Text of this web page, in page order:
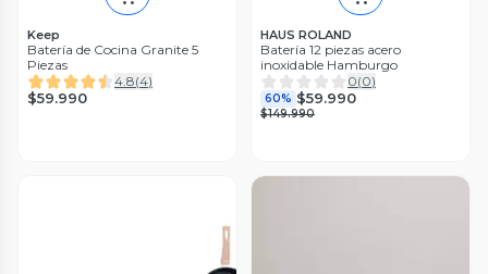
Keep
Batería de Cocina Granite 5
Piezas
4.8(4)
$59.990
HAUS ROLAND
Batería 12 piezas acero
inoxidable Hamburgo
0(0)
60% $59.990
$149.990